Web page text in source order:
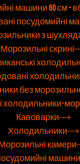
машини 60 см –
посудомийні
з
Морозильні скрині
без
холодильники-
Кавоварки
Холодильники
камери
машини